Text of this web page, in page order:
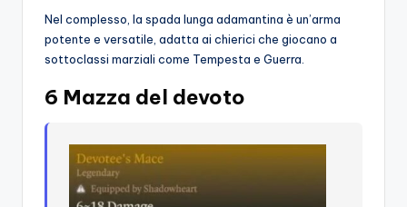
Nel complesso, la spada lunga adamantina è un’arma
potente e versatile, adatta ai chierici che giocano a
sottoclassi marziali come Tempesta e Guerra.
6 Mazza del devoto